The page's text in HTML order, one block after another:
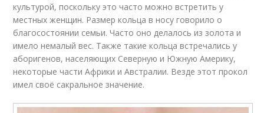
культурой, поскольку это часто можно встретить у
местных женщин. Размер кольца в носу говорило о
благосостоянии семьи. Часто оно делалось из золота и
имело немалый вес. Также такие кольца встречались у
аборигенов, населяющих Северную и Южную Америку,
некоторые части Африки и Австралии. Везде этот прокол
имел своё сакральное значение.